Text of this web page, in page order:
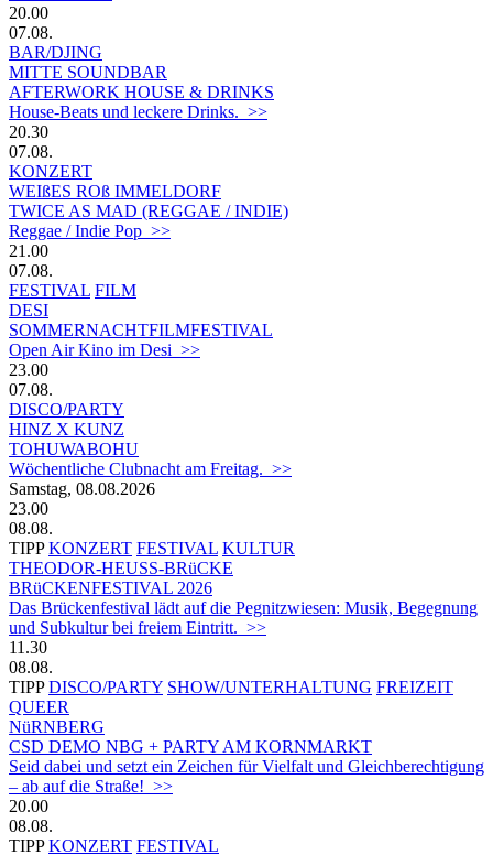
20.00
07.08.
BAR/DJING
MITTE SOUNDBAR
AFTERWORK HOUSE & DRINKS
House-Beats und leckere Drinks. >>
20.30
07.08.
KONZERT
WEIßES ROß IMMELDORF
TWICE AS MAD (REGGAE / INDIE)
Reggae / Indie Pop >>
21.00
07.08.
FESTIVAL FILM
DESI
SOMMERNACHTFILMFESTIVAL
Open Air Kino im Desi >>
23.00
07.08.
DISCO/PARTY
HINZ X KUNZ
TOHUWABOHU
Wöchentliche Clubnacht am Freitag. >>
Samstag, 08.08.2026
23.00
08.08.
TIPP KONZERT FESTIVAL KULTUR
THEODOR-HEUSS-BRüCKE
BRüCKENFESTIVAL 2026
Das Brückenfestival lädt auf die Pegnitzwiesen: Musik, Begegnung
und Subkultur bei freiem Eintritt. >>
11.30
08.08.
TIPP DISCO/PARTY SHOW/UNTERHALTUNG FREIZEIT
QUEER
NüRNBERG
CSD DEMO NBG + PARTY AM KORNMARKT
Seid dabei und setzt ein Zeichen für Vielfalt und Gleichberechtigung
– ab auf die Straße! >>
20.00
08.08.
TIPP KONZERT FESTIVAL